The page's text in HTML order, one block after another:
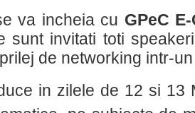
va incheia cu GPeC
sunt invitati toti
de networking intr-
in zilele de 12 si 13